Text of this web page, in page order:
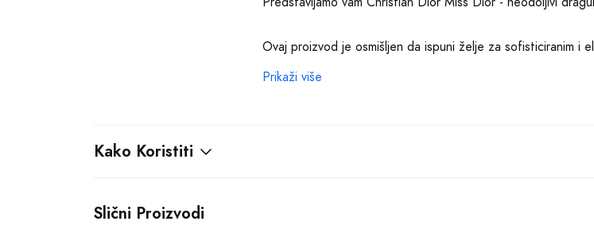
Predstavljamo vam Christian Dior Miss Dior - neodoljivi
Ovaj proizvod je osmišljen da ispuni želje za sofisticiranim i
od 100 ml, ovaj parfem u punom cvetnom chypre stilu
Prikaži više
Kako Koristiti
Slični Proizvodi